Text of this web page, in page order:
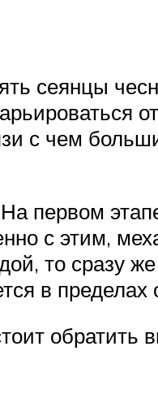
сеянцы
с чем
первом
с этим,
то сразу
в пределах
обратить